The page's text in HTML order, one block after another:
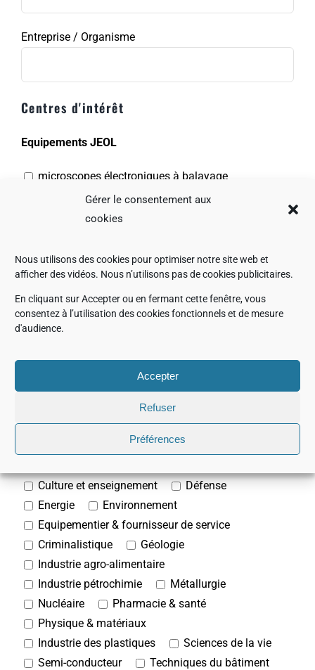
Gérer le consentement aux
cookies
Nous utilisons des cookies pour optimiser notre site web et
afficher des vidéos. Nous n’utilisons pas de cookies publicitaires.
En cliquant sur Accepter ou en fermant cette fenêtre, vous
consentez à l’utilisation des cookies fonctionnels et de mesure
d'audience.
Accepter
Refuser
Préférences
Entreprise / Organisme
Centres d'intérêt
Equipements JEOL
microscopes électroniques à balayage
microscopes électroniques en transmission
et MEB-FIBà double colonne
microsonde EPMA, XPS)
spectromètres de masse
résonance magnétique nucléaire
SXES
fluorescence X
plasma cleaner
ion slicer
outils e-beam / lithographie par faisceau
d'électrons
Culture et enseignement
Défense
Energie
Environnement
Equipementier & fournisseur de service
Criminalistique
Géologie
Industrie agro-alimentaire
Industrie pétrochimie
Métallurgie
Nucléaire
Pharmacie & santé
Physique & matériaux
Industrie des plastiques
Sciences de la vie
Semi-conducteur
Techniques du bâtiment